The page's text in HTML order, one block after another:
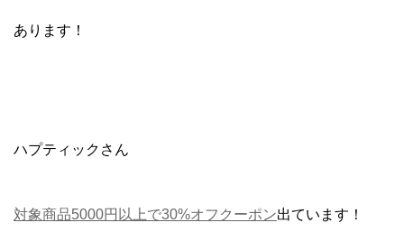
あります！
ハプティックさん
対象商品5000円以上で30%オフクーポン出ています！